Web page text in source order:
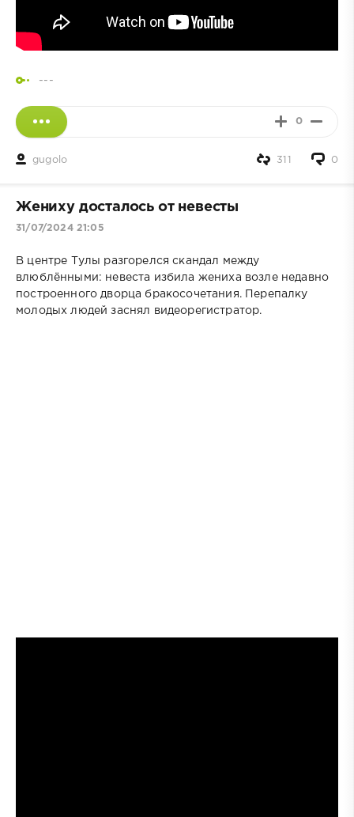
---
0
gugolo 0
311
Жениху досталось от невесты
31/07/2024 21:05
В центре Тулы разгорелся скандал между
влюблёнными: невеста избила жениха возле недавно
построенного дворца бракосочетания. Перепалку
молодых людей заснял видеорегистратор.